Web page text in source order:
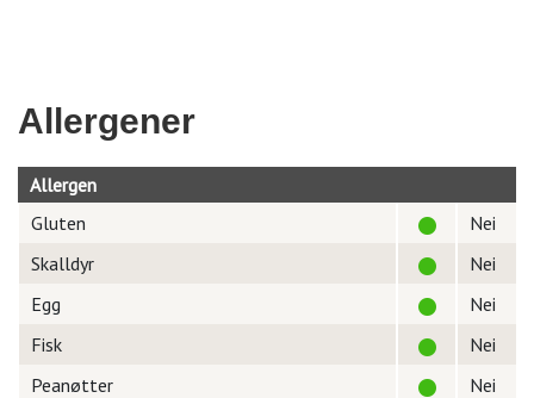
Allergener
Allergen
Gluten
Nei
Skalldyr
Nei
Egg
Nei
Fisk
Nei
Peanøtter
Nei